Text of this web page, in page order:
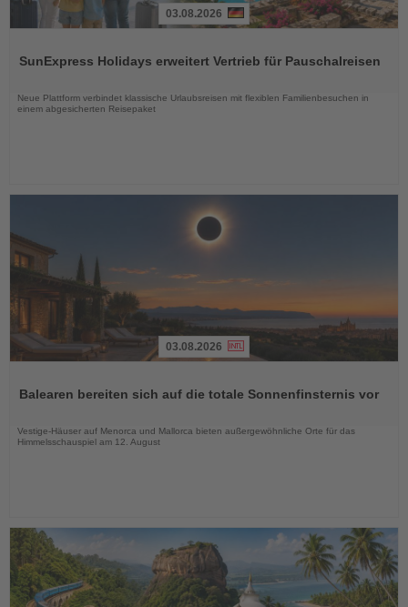
die
03.08.2026
SunExpress Holidays erweitert Vertrieb für Pauschalreisen
Neue Plattform verbindet klassische Urlaubsreisen mit flexiblen Familienbesuchen in
einem abgesicherten Reisepaket
die
03.08.2026
Balearen bereiten sich auf die totale Sonnenfinsternis vor
Vestige-Häuser auf Menorca und Mallorca bieten außergewöhnliche Orte für das
Himmelsschauspiel am 12. August